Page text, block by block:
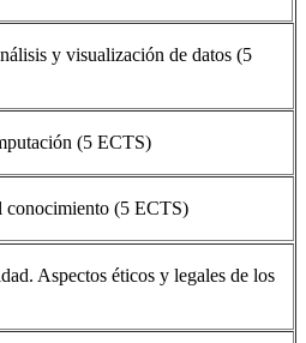
y visualización de datos (5
(5 ECTS)
conocimiento (5 ECTS)
Aspectos éticos y legales de los